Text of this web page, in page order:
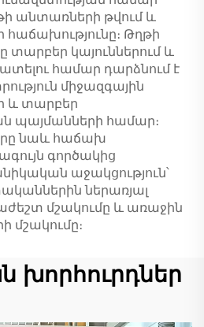
անտառների թվում և
Թղթի
տարբեր կայուններում և
համար դարձնում է
միջազգային
և տարբեր
պայմանների համար։
նաև հաճախ
գործակից
աջակցություն՝
ներառյալ
մշակումը և առաջին
մշակումը։
խորհուրդներ